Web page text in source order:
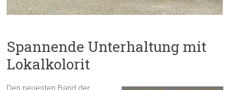
Spannende Unterhaltung mit
Lokalkolorit